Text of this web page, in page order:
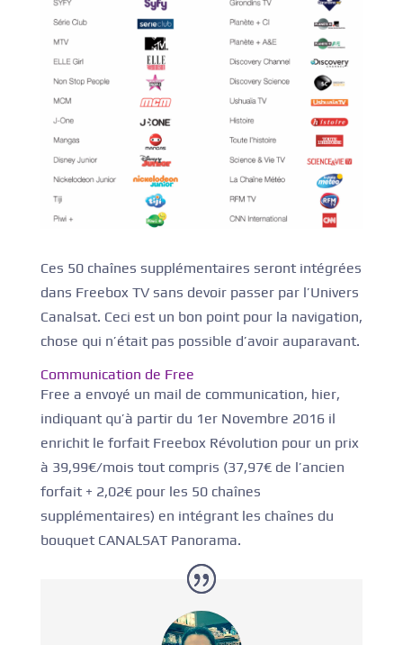
Ces 50 chaînes supplémentaires seront intégrées
dans Freebox TV sans devoir passer par l’Univers
Canalsat. Ceci est un bon point pour la navigation,
chose qui n’était pas possible d’avoir auparavant.
Communication de Free
Free a envoyé un mail de communication, hier,
indiquant qu’à partir du 1er Novembre 2016 il
enrichit le forfait Freebox Révolution pour un prix
à 39,99€/mois tout compris (37,97€ de l’ancien
forfait + 2,02€ pour les 50 chaînes
supplémentaires) en intégrant les chaînes du
bouquet CANALSAT Panorama.